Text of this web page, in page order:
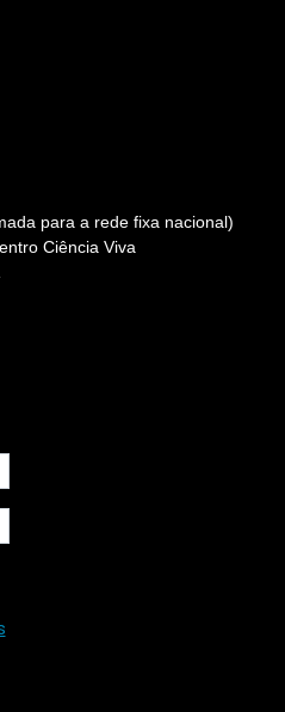
para a rede fixa nacional)
Ciência Viva